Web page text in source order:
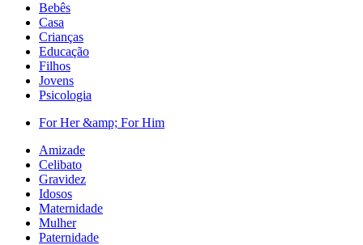
Bebês
Casa
Crianças
Educação
Filhos
Jovens
Psicologia
For Her &amp; For Him
Amizade
Celibato
Gravidez
Idosos
Maternidade
Mulher
Paternidade